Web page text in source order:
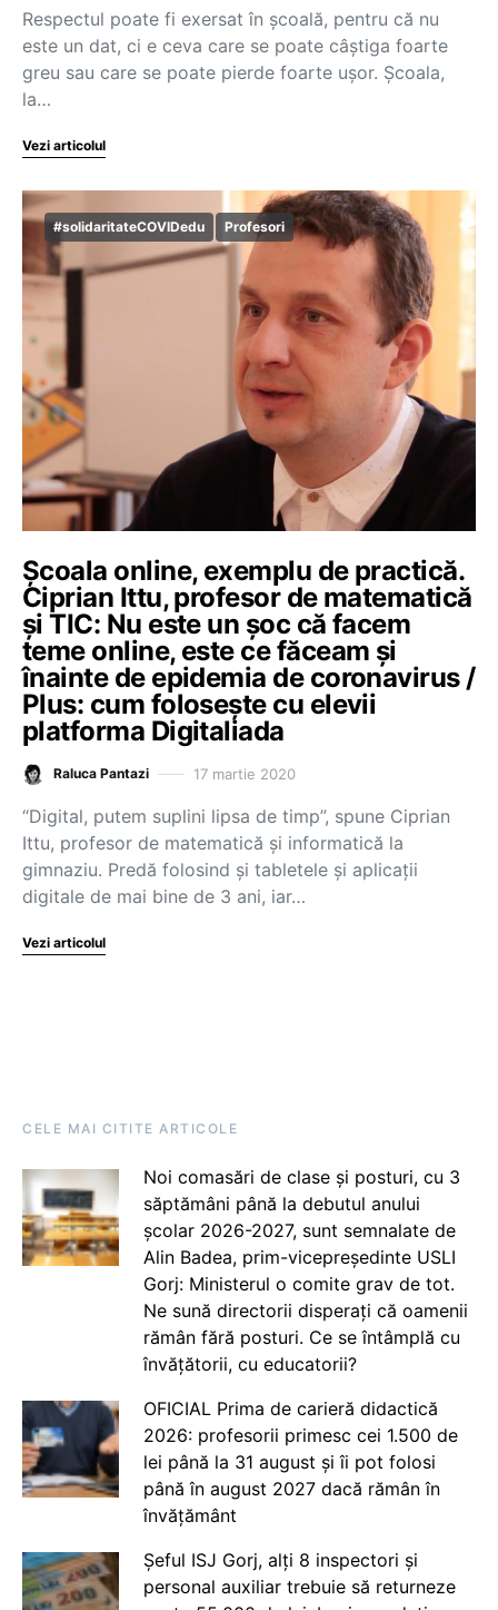
Respectul poate fi exersat în școală, pentru că nu
este un dat, ci e ceva care se poate câștiga foarte
greu sau care se poate pierde foarte ușor. Școala,
la…
Vezi articolul
#solidaritateCOVIDedu Profesori
Școala online, exemplu de practică.
Ciprian Ittu, profesor de matematică
și TIC: Nu este un șoc că facem
teme online, este ce făceam și
înainte de epidemia de coronavirus /
Plus: cum folosește cu elevii
platforma Digitaliada
Raluca Pantazi 17 martie 2020
“Digital, putem suplini lipsa de timp”, spune Ciprian
Ittu, profesor de matematică și informatică la
gimnaziu. Predă folosind și tabletele și aplicații
digitale de mai bine de 3 ani, iar…
Vezi articolul
CELE MAI CITITE ARTICOLE
Noi comasări de clase și posturi, cu 3
săptămâni până la debutul anului
școlar 2026-2027, sunt semnalate de
Alin Badea, prim-vicepreședinte USLI
Gorj: Ministerul o comite grav de tot.
Ne sună directorii disperați că oamenii
rămân fără posturi. Ce se întâmplă cu
învățătorii, cu educatorii?
OFICIAL Prima de carieră didactică
2026: profesorii primesc cei 1.500 de
lei până la 31 august și îi pot folosi
până în august 2027 dacă rămân în
învățământ
Șeful ISJ Gorj, alți 8 inspectori și
personal auxiliar trebuie să returneze